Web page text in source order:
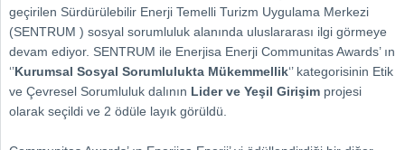
geçirilen Sürdürülebilir Enerji Temelli Turizm Uygulama Merkezi
(SENTRUM ) sosyal sorumluluk alanında uluslararası ilgi görmeye
devam ediyor. SENTRUM ile Enerjisa Enerji Communitas Awards’ ın
‘’Kurumsal Sosyal Sorumlulukta Mükemmellik‘’ kategorisinin Etik
ve Çevresel Sorumluluk dalının Lider ve Yeşil Girişim projesi
olarak seçildi ve 2 ödüle layık görüldü.